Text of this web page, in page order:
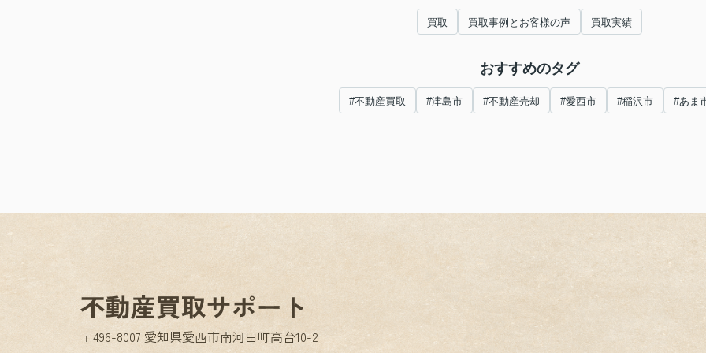
買取 買取事例とお客様の声 買取実績
おすすめのタグ
#不動産買取 #津島市 #不動産売却 #愛西市 #稲沢市 #あま
〒496-8007 愛知県愛西市南河田町高台10-2